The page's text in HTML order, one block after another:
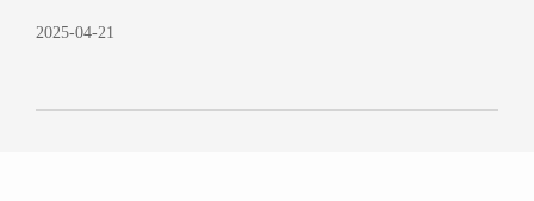
2025-04-21